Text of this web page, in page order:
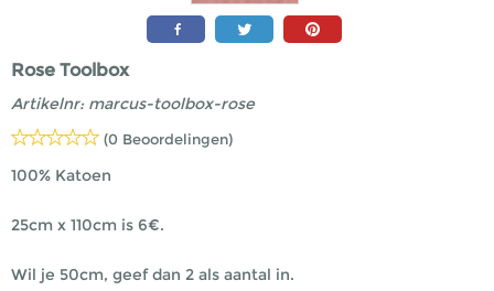
Rose Toolbox
Artikelnr: marcus-toolbox-rose
(0 Beoordelingen)
100% Katoen
25cm x 110cm is 6€.
Wil je 50cm, geef dan 2 als aantal in.